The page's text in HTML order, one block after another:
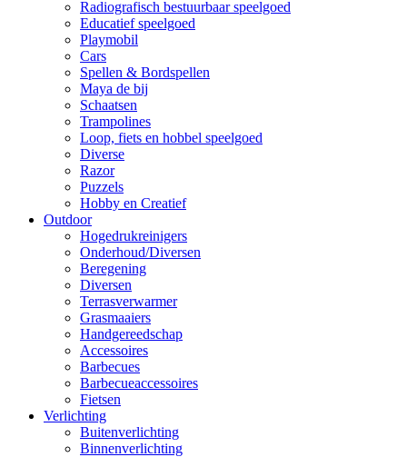
Radiografisch bestuurbaar speelgoed
Educatief speelgoed
Playmobil
Cars
Spellen & Bordspellen
Maya de bij
Schaatsen
Trampolines
Loop, fiets en hobbel speelgoed
Diverse
Razor
Puzzels
Hobby en Creatief
Outdoor
Hogedrukreinigers
Onderhoud/Diversen
Beregening
Diversen
Terrasverwarmer
Grasmaaiers
Handgereedschap
Accessoires
Barbecues
Barbecueaccessoires
Fietsen
Verlichting
Buitenverlichting
Binnenverlichting